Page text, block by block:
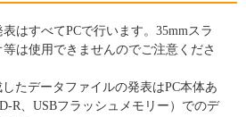
はすべてPCで行います。35mmスラ
は使用できませんのでご注意くださ
したデータファイルの発表はPC本体あ
R、USBフラッシュメモリー）でのデ